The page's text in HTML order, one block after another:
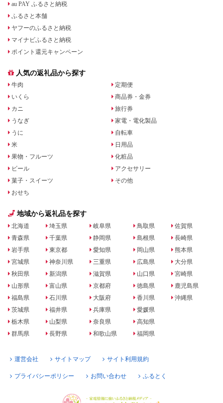
au PAY ふるさと納税
ふるさと本舗
ヤフーのふるさと納税
マイナビふるさと納税
ポイント還元キャンペーン
人気の返礼品から探す
牛肉
いくら
カニ
うなぎ
うに
米
果物・フルーツ
ビール
菓子・スイーツ
おせち
定期便
商品券・金券
旅行券
家電・電化製品
自転車
日用品
化粧品
アクセサリー
その他
地域から返礼品を探す
北海道
青森県
岩手県
宮城県
秋田県
山形県
福島県
茨城県
栃木県
群馬県
埼玉県
千葉県
東京都
神奈川県
新潟県
富山県
石川県
福井県
山梨県
長野県
岐阜県
静岡県
愛知県
三重県
滋賀県
京都府
大阪府
兵庫県
奈良県
和歌山県
鳥取県
島根県
岡山県
広島県
山口県
徳島県
香川県
愛媛県
高知県
福岡県
佐賀県
長崎県
熊本県
大分県
宮崎県
鹿児島県
沖縄県
運営会社 サイトマップ サイト利用規約
プライバシーポリシー お問い合わせ ふるとく